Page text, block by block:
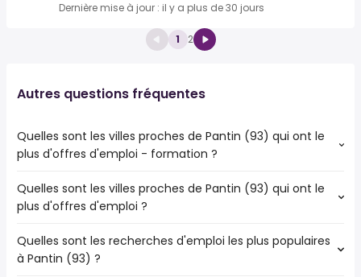
Dernière mise à jour : il y a plus de 30 jours
1 2
Autres questions fréquentes
Quelles sont les villes proches de Pantin (93) qui ont le
plus d'offres d'emploi - formation ?
Les villes proches de Pantin (93) qui ont le plus d'offres
d'emploi - formation sont :
Saint-Denis
Montreuil
Quelles sont les villes proches de Pantin (93) qui ont le
plus d'offres d'emploi ?
Les 10 villes proches de Pantin (93) qui ont le plus d'offres
d'emploi sont :
Quelles sont les recherches d'emploi les plus populaires
à Pantin (93) ?